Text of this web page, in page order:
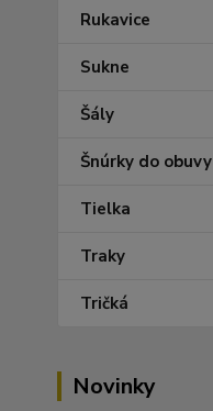
Rukavice
Sukne
Šály
Šnúrky do obuvy
Tielka
Traky
Tričká
Novinky